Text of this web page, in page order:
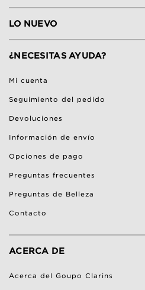
LO NUEVO
¿NECESITAS AYUDA?
Mi cuenta
Seguimiento del pedido
Devoluciones
Información de envío
Opciones de pago
Preguntas frecuentes
Preguntas de Belleza
Contacto
ACERCA DE
Acerca del Goupo Clarins